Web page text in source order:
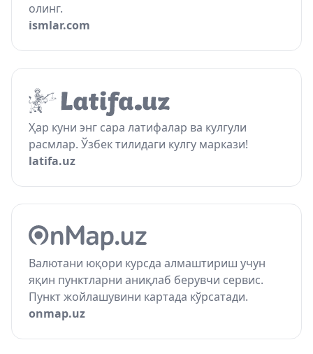
олинг.
ismlar.com
Ҳар куни энг сара латифалар ва кулгули
расмлар. Ўзбек тилидаги кулгу маркази!
latifa.uz
Валютани юқори курсда алмаштириш учун
яқин пунктларни аниқлаб берувчи сервис.
Пункт жойлашувини картада кўрсатади.
onmap.uz